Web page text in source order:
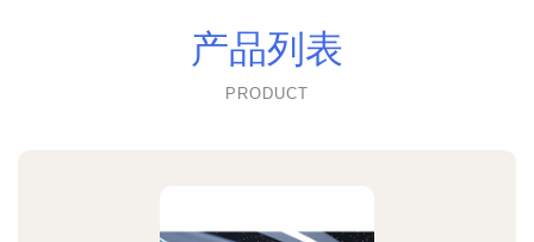
产品列表
PRODUCT